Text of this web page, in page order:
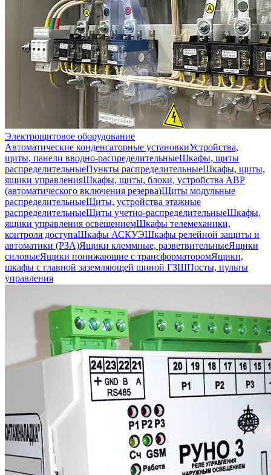
Электрощитовое оборудование
Автоматические конденсаторные установкиУстройства,
щиты, панели вводно-распределительныеШкафы, щиты
распределительныеПункты распределительныеШкафы, щиты,
ящики управленияШкафы, щиты, блоки, устройства АВР
(автоматического включения резерва)Щиты модульные
распределительныеЩиты, устройства этажные
распределительныеЩиты учетно-распределительныеШкафы,
ящики управления освещениемШкафы телемеханики,
контроля доступаШкафы АСКУЭШкафы релейной защиты и
автоматики (РЗА)Ящики клеммные, разветвительныеЯщики
силовыеЯщики понижающие с трансформаторомЯщики,
шкафы с главной заземляющей шиной ГЗШПосты, пульты
управления